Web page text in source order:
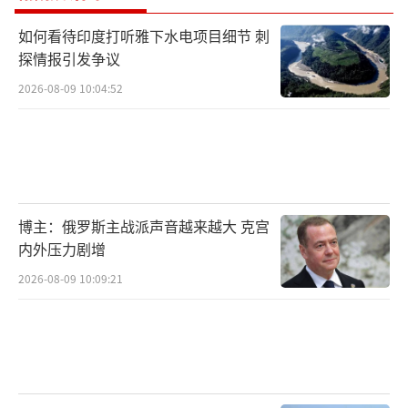
如何看待印度打听雅下水电项目细节 刺
探情报引发争议
2026-08-09 10:04:52
博主：俄罗斯主战派声音越来越大 克宫
内外压力剧增
2026-08-09 10:09:21